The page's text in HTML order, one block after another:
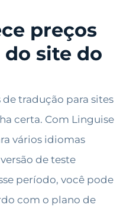
preços
site do
tradução para sites
certa. Com Linguise
vários idiomas
de teste
período, você pode
com o plano de